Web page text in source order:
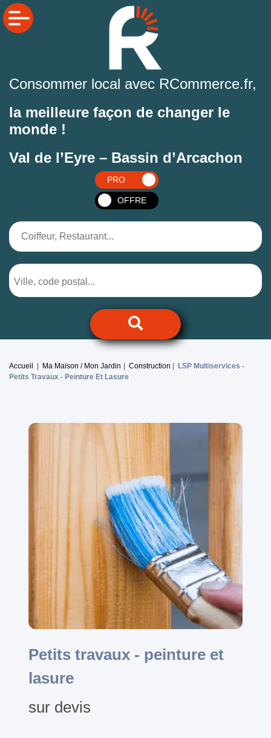
Consommer local avec RCommerce.fr,
la meilleure façon de changer le
monde !
Val de l’Eyre – Bassin d’Arcachon
PRO
OFFRE
Accueil Ma Maison / Mon Jardin Construction
LSP Multiservices -
Petits Travaux - Peinture Et Lasure
Petits travaux - peinture et
lasure
sur devis